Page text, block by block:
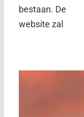
bestaan. De
website zal